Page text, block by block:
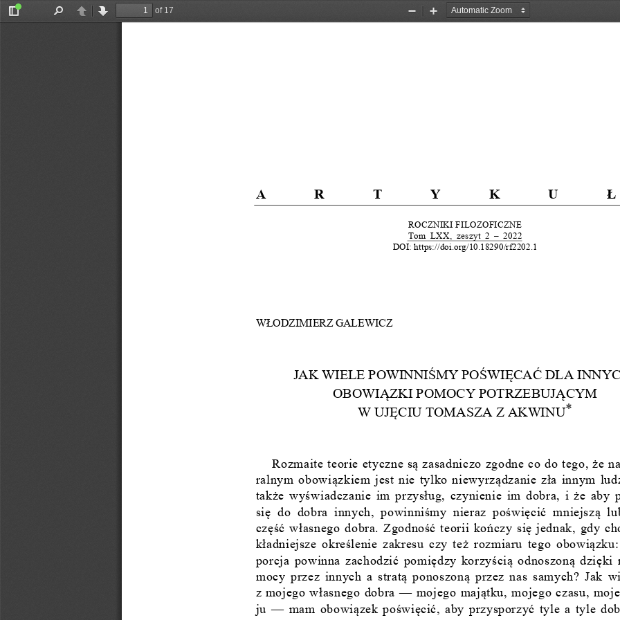
Toggle
PreviousNext
of 17
Zoom
Zoom
ARTYKU Ł
ROCZNIKI FILOZOFICZNE
Tom  LXX,  zeszyt  2 –
  2022
DOI: https://doi.org/10.18290/rf2202.1
WŁODZIMIERZ GALEWICZ
JAK WIELE POWINNIŚMY POŚWIĘCAĆ DLA
OBOWIĄZKI POMOCY POTRZEBUJĄCYM
W UJĘCIU TOMASZA Z AKWINU*
Rozmaite teorie etyczne są zasadniczo zgodne co do tego, że
ralnym  obowiązkiem  jest  nie  tylko  niewyrządzanie  zła  innym
także  wyświadczanie  im  przysług,  czynienie  im  dobra,  i że  aby
się
  do  dobra  innych,  powinni
śmy  nieraz  poświęcić
  mniejsz
ą
część własnego dobra. Zgodność teorii kończy się jednak, gdy
kładniejsze  określenie  zakresu  czy  też
  rozmiaru  tego  obowi
ą
porcja  powinna  zachodzić
  pomi
ędzy  korzyścią
  odnoszon
ą
  dzi
ęki
mocy  przez  innych  a  stratą
  ponoszon
ą
przez  nas  samych?  Jak
z mojego własnego dobra — mojego majątku, mojego czasu,
ju  —  mam  obowiązek  poświęcić ,  aby  przysporzyć
tyle  a  tyle